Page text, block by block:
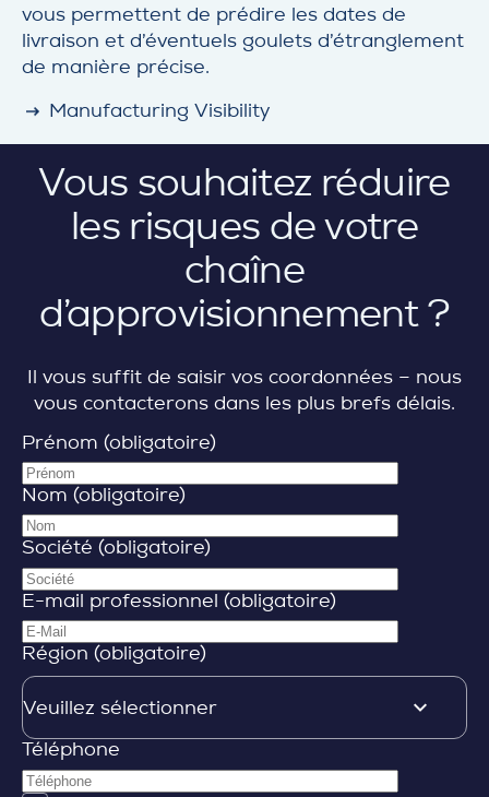
vous permettent de prédire les dates de
livraison et d’éventuels goulets d’étranglement
de manière précise.
Manufacturing Visibility
detail
Vous souhaitez réduire
les risques de votre
chaîne
d’approvisionnement ?
Il vous suffit de saisir vos coordonnées – nous
vous contacterons dans les plus brefs délais.
Prénom (obligatoire)
Nom (obligatoire)
Société (obligatoire)
E-mail professionnel (obligatoire)
Région (obligatoire)
Téléphone